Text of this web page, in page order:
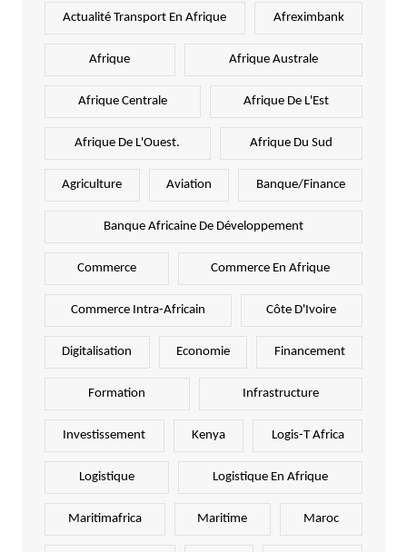
Actualité Transport En Afrique Afreximbank
Afrique Afrique Australe
Afrique Centrale Afrique De L'Est
Afrique De L'Ouest. Afrique Du Sud
Agriculture Aviation Banque/Finance
Banque Africaine De Développement
Commerce Commerce En Afrique
Commerce Intra-Africain Côte D'Ivoire
Digitalisation Economie Financement
Formation Infrastructure
Investissement Kenya Logis-T Africa
Logistique Logistique En Afrique
Maritimafrica Maritime Maroc